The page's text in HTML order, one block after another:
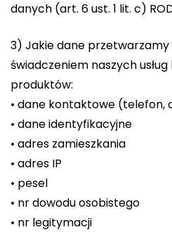
danych (art. 6 ust. 1 lit. c)
3) Jakie dane przetwarzamy
świadczeniem naszych
produktów:
• dane kontaktowe (telefon,
• dane identyfikacyjne
• adres zamieszkania
• adres IP
• pesel
• nr dowodu osobistego
• nr legitymacji